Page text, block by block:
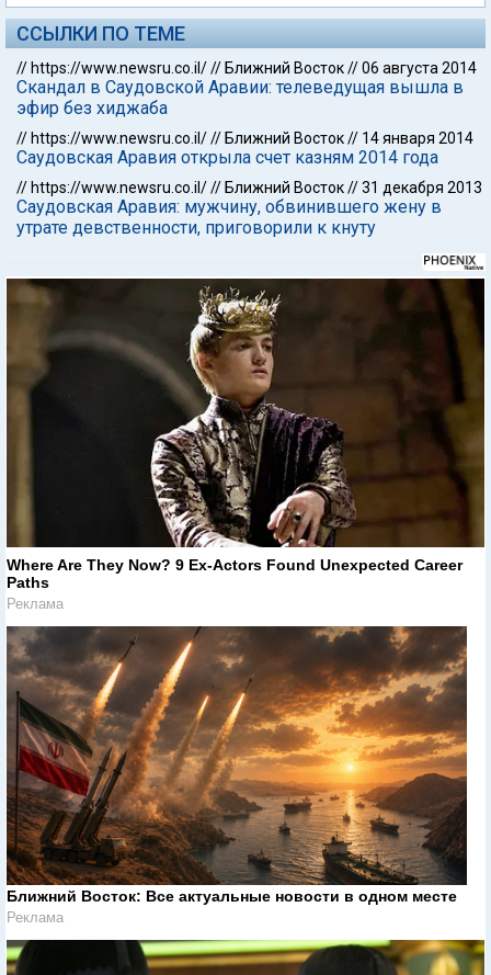
ССЫЛКИ ПО ТЕМЕ
// https://www.newsru.co.il/// Ближний Восток//06 августа 2014
Скандал в Саудовской Аравии: телеведущая вышла в
эфир без хиджаба
// https://www.newsru.co.il/// Ближний Восток// 14 января 2014
Саудовская Аравия открыла счет казням 2014 года
// https://www.newsru.co.il/// Ближний Восток//31 декабря 2013
Саудовская Аравия: мужчину, обвинившего жену в
утрате девственности, приговорили к кнуту
Where Are They Now? 9 Ex-Actors Found Unexpected Career
Paths
Реклама
Ближний Восток: Все актуальные новости в одном месте
Реклама